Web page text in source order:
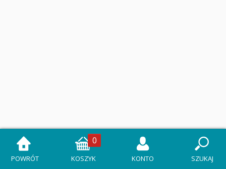
POWRÓT
0
KOSZYK KONTO SZUKAJ